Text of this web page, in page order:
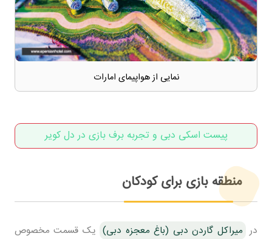
نمایی از هواپیمای امارات
پیست اسکی دبی و تجربه برف بازی در دل کویر
منطقه بازی برای کودکان
در میراکل گاردن دبی (باغ معجزه دبی) یک قسمت مخصوص